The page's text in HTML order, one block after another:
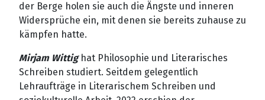
der Berge holen sie auch die Ängste und inneren
Widersprüche ein, mit denen sie bereits zuhause zu
kämpfen hatte.
Mirjam Wittighat Philosophie und Literarisches
Schreiben studiert. Seitdem gelegentlich
Lehraufträge in Literarischem Schreiben und